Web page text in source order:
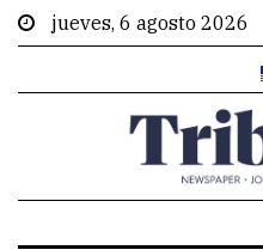
jueves, 6 agosto 2026